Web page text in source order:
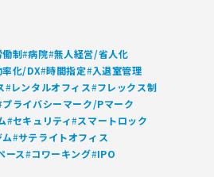
働制 病院
# 無人経営/省人化
#
率化/DX 時間指定
# 入退室管理
#
レンタルオフィス
# フレックス制
#
プライバシーマーク/Pマーク
セキュリティ
# スマートロック
#
サテライトオフィス
#
ース
コワーキング
# IPO
#